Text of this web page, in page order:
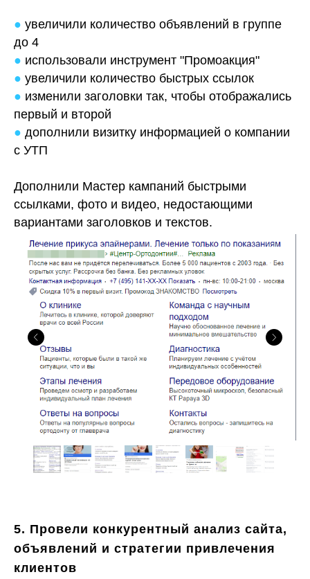
● увеличили количество объявлений в группе
до 4
● использовали инструмент "Промоакция"
● увеличили количество быстрых ссылок
● изменили заголовки так, чтобы отображались
первый и второй
● дополнили визитку информацией о компании
с УТП
Дополнили Мастер кампаний быстрыми
ссылками, фото и видео, недостающими
вариантами заголовков и текстов.
5. Провели конкурентный анализ сайта,
объявлений и стратегии привлечения
клиентов